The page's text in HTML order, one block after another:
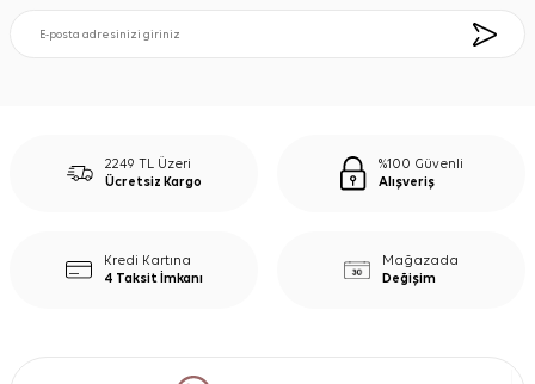
2249 TL Üzeri
Ücretsiz Kargo
%100 Güvenli
Alışveriş
Kredi Kartına
4 Taksit İmkanı
Mağazada
Değişim